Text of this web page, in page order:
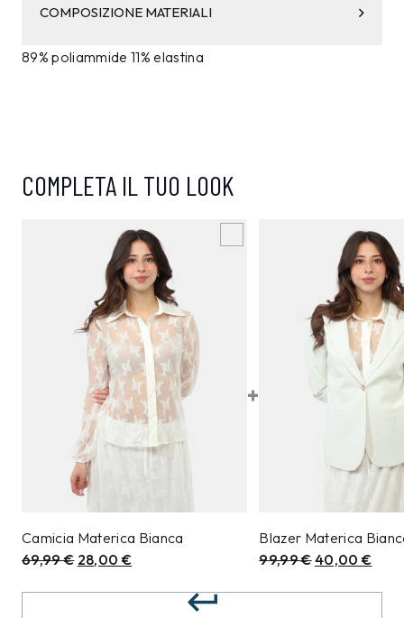
COMPOSIZIONE MATERIALI
89% poliammide 11% elastina
COMPLETA IL TUO LOOK
Camicia Materica Bianca
69,99€ 28,00 €
+
Blazer Materica
99,99€40,00€